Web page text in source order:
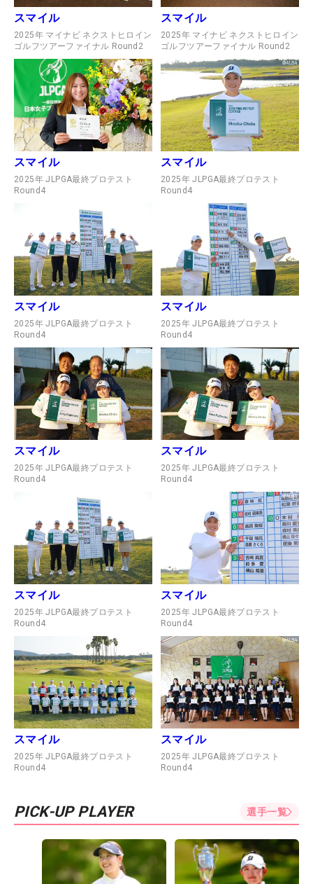
スマイル
2025年 マイナビ ネクストヒロイン
ゴルフツアーファイナル Round2
スマイル
2025年 マイナビ ネクストヒロイン
ゴルフツアーファイナル Round2
スマイル
2025年 JLPGA最終プロテスト
Round4
スマイル
2025年 JLPGA最終プロテスト
Round4
スマイル
2025年 JLPGA最終プロテスト
Round4
スマイル
2025年 JLPGA最終プロテスト
Round4
スマイル
2025年 JLPGA最終プロテスト
Round4
スマイル
2025年 JLPGA最終プロテスト
Round4
スマイル
2025年 JLPGA最終プロテスト
Round4
スマイル
2025年 JLPGA最終プロテスト
Round4
スマイル
2025年 JLPGA最終プロテスト
Round4
スマイル
2025年 JLPGA最終プロテスト
Round4
PICK-UP PLAYER 選手一覧